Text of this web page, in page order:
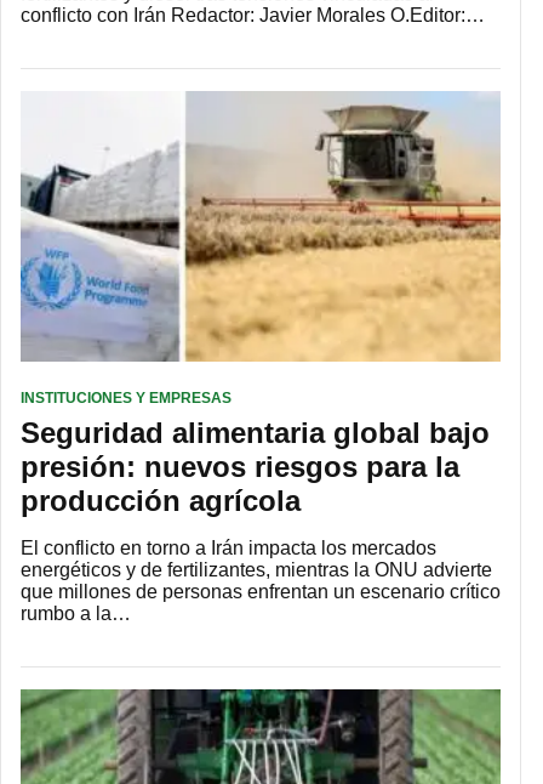
conflicto con Irán Redactor: Javier Morales O.Editor:…
INSTITUCIONES Y EMPRESAS
Seguridad alimentaria global bajo
presión: nuevos riesgos para la
producción agrícola
El conflicto en torno a Irán impacta los mercados
energéticos y de fertilizantes, mientras la ONU advierte
que millones de personas enfrentan un escenario crítico
rumbo a la…